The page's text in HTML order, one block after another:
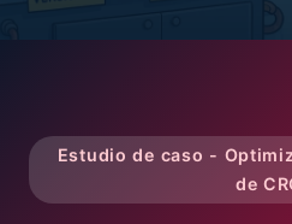
Estudio de caso -
de